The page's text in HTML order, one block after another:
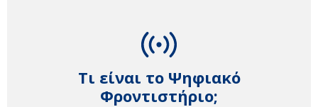
Τι είναι το Ψηφιακό
Φροντιστήριο;